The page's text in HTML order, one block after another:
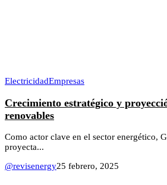
ElectricidadEmpresas
Crecimiento estratégico y
renovables
Como actor clave en el sector energético,
proyecta...
@revisenergy25 febrero, 2025